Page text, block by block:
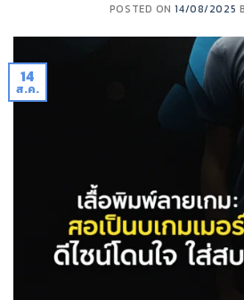
POSTED ON14/08/2025
14
ส.ค.